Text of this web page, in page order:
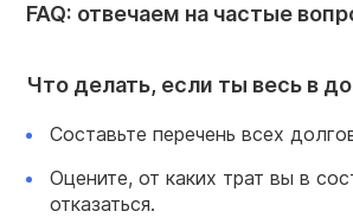
FAQ: отвечаем на частые
Что делать, если ты весь в
Составьте перечень всех
Оцените, от каких трат вы в
отказаться.